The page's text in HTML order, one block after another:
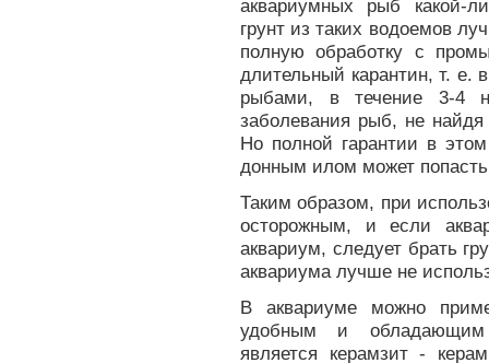
аквариумных рыб какой-
грунт из таких водоемов
полную обработку с
длительный карантин, т. е.
рыбами, в течение 3-4
заболевания рыб, не
Но полной гарантии в
донным илом может попасть
Таким образом, при
осторожным, и если
аквариум, следует брать
аквариума лучше не
В аквариуме можно
удобным и обладающим
является керамзит -